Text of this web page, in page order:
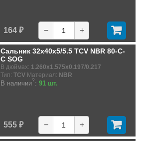
164 ₽ − +
Сальник 32x40x5/5.5 TCV NBR 80-C-
C SOG
В дюймах: 1.260x1.575x0.197/0.217
Тип: TCV Материал: NBR
В наличии?: 91 шт.
555 ₽ − +